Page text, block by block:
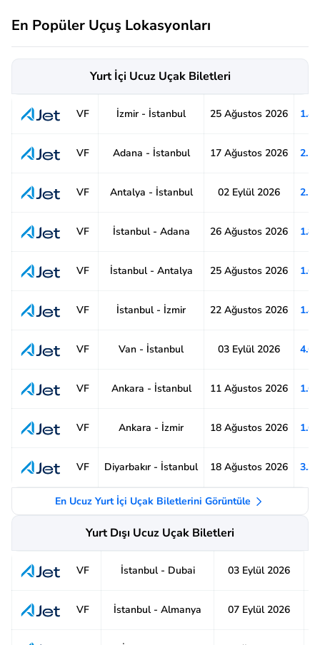
En Popüler Uçuş Lokasyonları
Yurt İçi Ucuz Uçak Biletleri
VF İzmir - İstanbul 25 Ağustos 2026
VF Adana - İstanbul 17 Ağustos 2026
VF Antalya - İstanbul 02 Eylül 2026
VF İstanbul - Adana 26 Ağustos 2026
VF İstanbul - Antalya 25 Ağustos 2026
VF İstanbul - İzmir 22 Ağustos 2026
VF Van - İstanbul 03 Eylül 2026
VF Ankara - İstanbul 11 Ağustos 2026
VF Ankara - İzmir 18 Ağustos 2026
VF Diyarbakır - İstanbul 18 Ağustos 2026
En Ucuz Yurt İçi Uçak Biletlerini Görüntüle
Yurt Dışı Ucuz Uçak Biletleri
VF İstanbul - Dubai 03 Eylül 2026
VF İstanbul - Almanya 07 Eylül 2026